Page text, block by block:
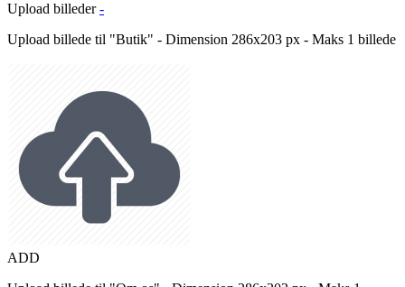
Upload billeder -
Upload billede til "Butik" - Dimension 286x203 px - Maks 1 billede
ADD